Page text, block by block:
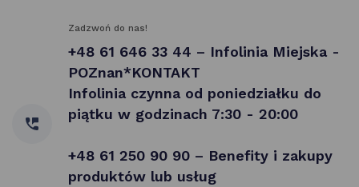
Zadzwoń do nas!
+48 61 646 33 44 – Infolinia Miejska -
POZnan*KONTAKT
Infolinia czynna od poniedziałku do
piątku w godzinach 7:30 - 20:00
+48 61 250 90 90 – Benefity i zakupy
produktów lub usług